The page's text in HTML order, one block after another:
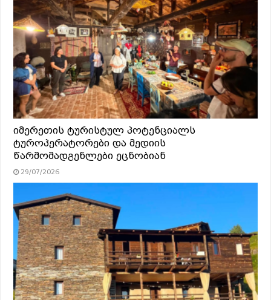
იმერეთის ტურისტულ პოტენციალს
ტუროპერატორები და მედიის
წარმომადგენლები ეცნობიან
29/07/2026